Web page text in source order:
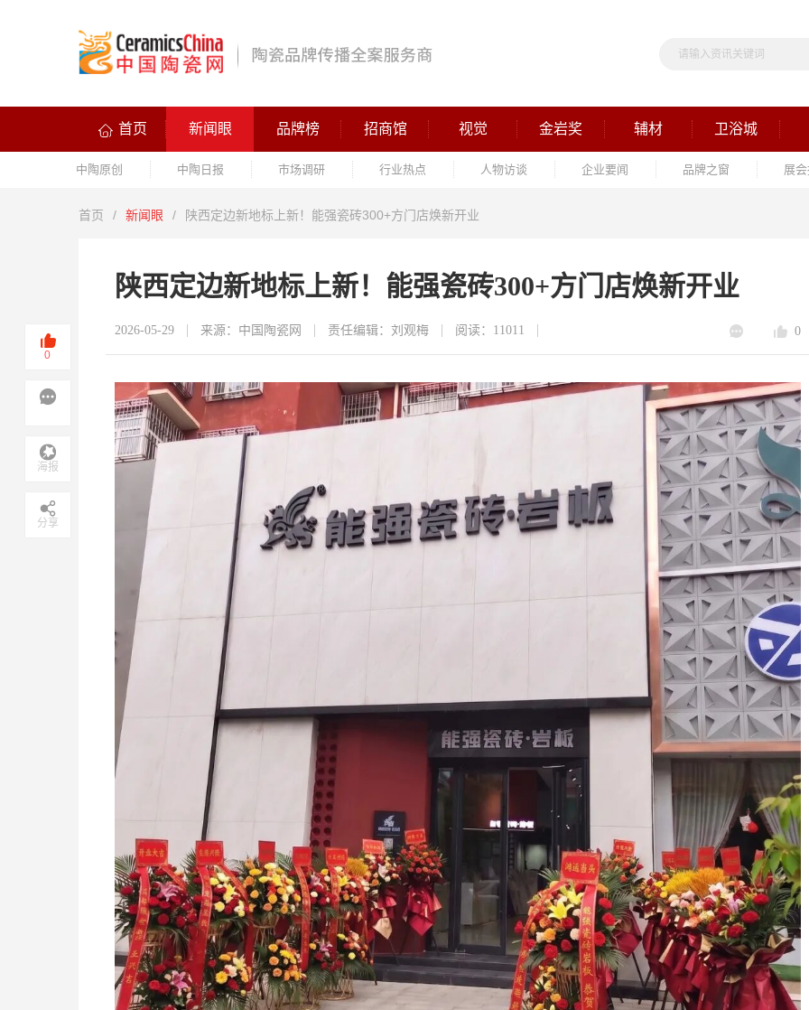
首页 新闻眼 品牌榜 招商馆 视觉 金岩奖 辅材 卫浴城
中陶原创 中陶日报 市场调研 行业热点 人物访谈 企业要闻 品牌之窗 展
首页 / 新闻眼 / 陕西定边新地标上新！能强瓷砖300+方门店焕新开业
陕西定边新地标上新！能强瓷砖300+方门店焕新开业
2026-05-29 来源：中国陶瓷网 责任编辑：刘观梅 阅读：11011 0
0
海报
分享